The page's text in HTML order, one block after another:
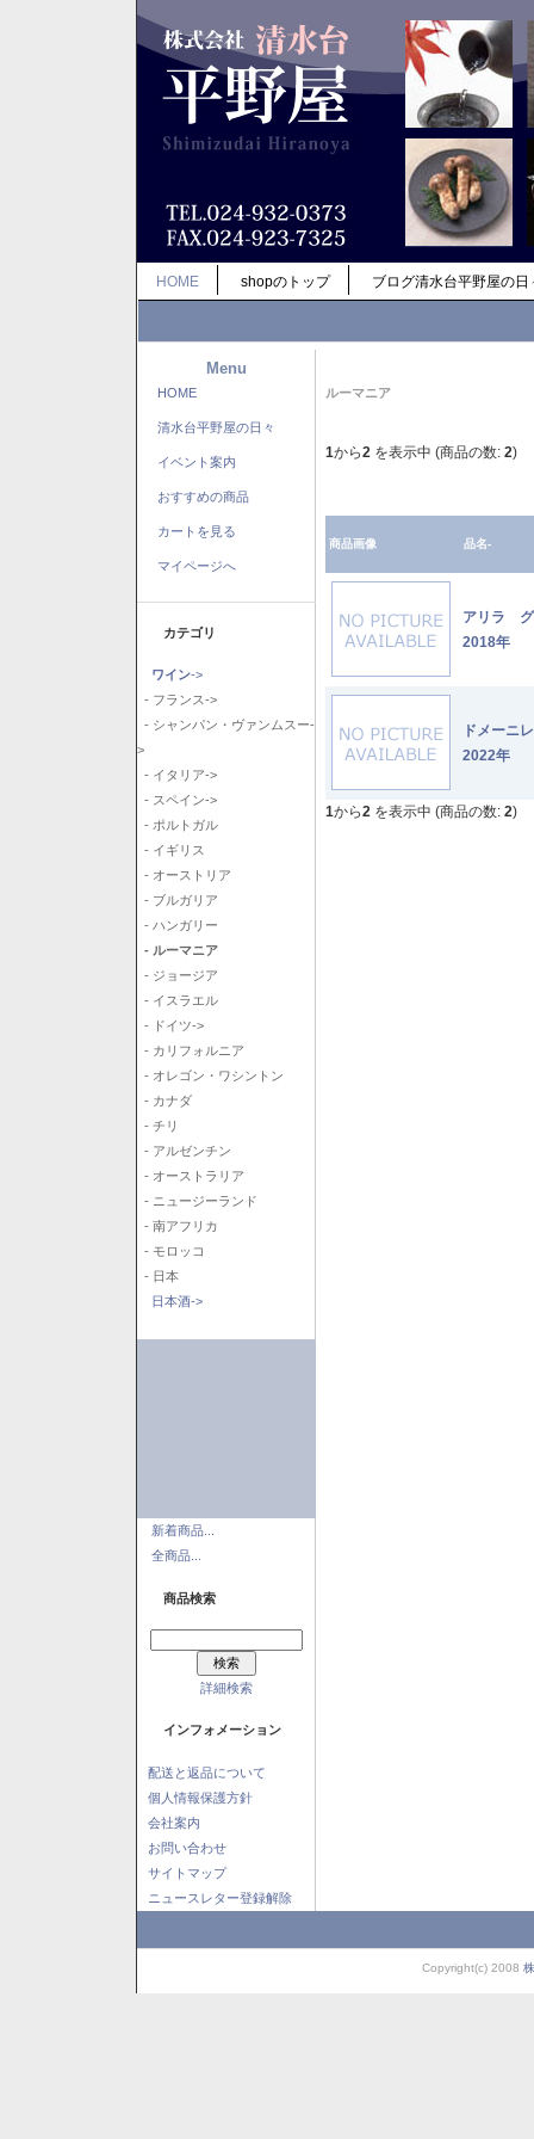
HOME shopのトップ ブログ清水台平野屋の日
Menu
HOME
清水台平野屋の日々
イベント案内
おすすめの商品
カートを見る
マイページへ
カテゴリ
ワイン->
- フランス->
- シャンパン・ヴァンムスー-
>
- イタリア->
- スペイン->
- ポルトガル
- イギリス
- オーストリア
- ブルガリア
- ハンガリー
- ルーマニア
- ジョージア
- イスラエル
- ドイツ->
- カリフォルニア
- オレゴン・ワシントン
- カナダ
- チリ
- アルゼンチン
- オーストラリア
- ニュージーランド
- 南アフリカ
- モロッコ
- 日本
日本酒->
新着商品...
全商品...
商品検索
詳細検索
インフォメーション
配送と返品について
個人情報保護方針
会社案内
お問い合わせ
サイトマップ
ニュースレター登録解除
ルーマニア
1から2 を表示中 (商品の数: 2)
商品画像 品名-
アリラ
2018年
ドメー
2022年
1から2 を表示中 (商品の数: 2)
Copyright(c) 2008